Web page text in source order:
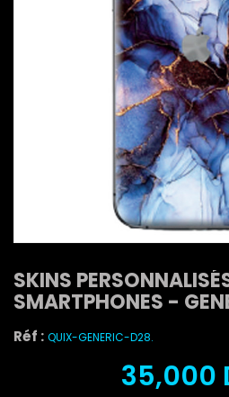
SKINS
SMARTPHONES -
Réf : QUIX-GENERIC-D28.
35,000